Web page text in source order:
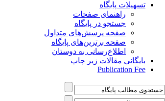
تسهیلات پایگاه
راهنمای صفحات
جستجو در پایگاه
صفحه پرسش‌های متداول
صفحه برترین‌های پایگاه
اطلاع‌رسانی به دوستان
بایگانی مقالات زیر چاپ
Publication Fee